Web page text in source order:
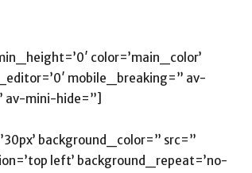
color=’main_color’
mobile_breaking=” av-
av-mini-hide=”]
background_color=” src=”
left’ background_repeat=’no-